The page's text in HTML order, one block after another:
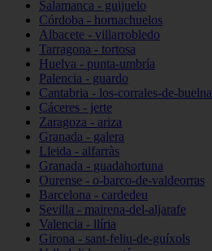
Salamanca - guijuelo
Córdoba - hornachuelos
Albacete - villarrobledo
Tarragona - tortosa
Huelva - punta-umbría
Palencia - guardo
Cantabria - los-corrales-de-buelna
Cáceres - jerte
Zaragoza - ariza
Granada - galera
Lleida - alfarràs
Granada - guadahortuna
Ourense - o-barco-de-valdeorras
Barcelona - cardedeu
Sevilla - mairena-del-aljarafe
Valencia - llíria
Girona - sant-feliu-de-guíxols